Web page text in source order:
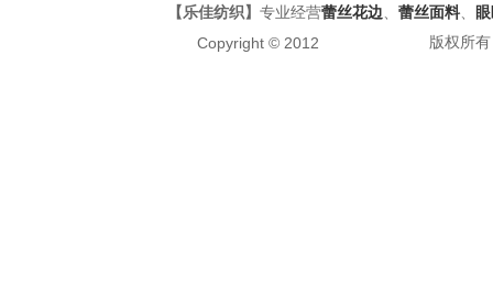
【乐佳纺织】 专业经营蕾丝花边 蕾丝面料
Copyright © 2012
版权所